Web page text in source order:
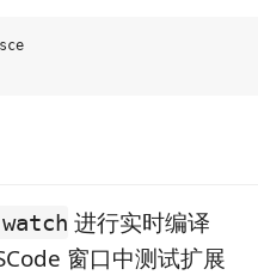
进行实时编译
窗口中测试扩展